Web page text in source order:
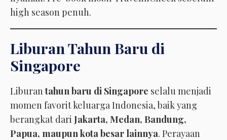
high season penuh.
Liburan Tahun Baru di
Singapore
Liburantahun baru di Singapore selalu menjadi
momen favorit keluarga Indonesia, baik yang
berangkat dari Jakarta, Medan, Bandung,
Papua, maupun kota besar lainnya. Perayaan